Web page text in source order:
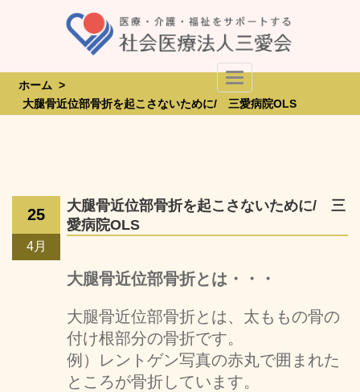
Toggle Navigation
ホーム >
大腿骨近位部骨折を起こさないために/ 三愛病院OLS
25
4月
大腿骨近位部骨折を起こさないために/ 三
愛病院OLS
大腿骨近位部骨折とは・・・
大腿骨近位部骨折とは、太ももの骨の
付け根部分の骨折です。
例）レントゲン写真の赤丸で囲まれた
ところが骨折しています。